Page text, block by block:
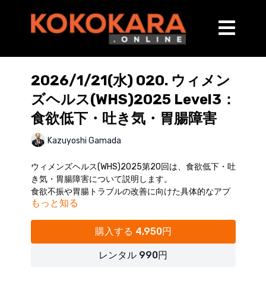
2026/1/21(水) 020. ウィメン
ズヘルス(WHS)2025 Level3：
食欲低下・吐き気・胃腸障害
Kazuyoshi Gamada
ウィメンズヘルス(WHS)2025第20回は、食欲低下・吐
き気・胃腸障害について説明します。
食欲不振や胃腸トラブルの改善に向けた具体的なアプ
ローチを学び、産後の健康管理をサポートしましょ
（講師：蒲田和芳）
もっと知る
購入する 4,950円
レンタル 990円